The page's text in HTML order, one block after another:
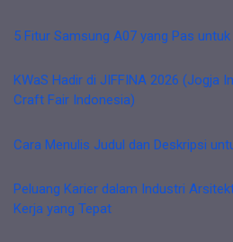
5 Fitur Samsung A07 yang Pas
KWaS Hadir di JIFFINA 2026 (Jogja
Craft Fair Indonesia)
Cara Menulis Judul dan Deskripsi
Peluang Karier dalam Industri
Kerja yang Tepat